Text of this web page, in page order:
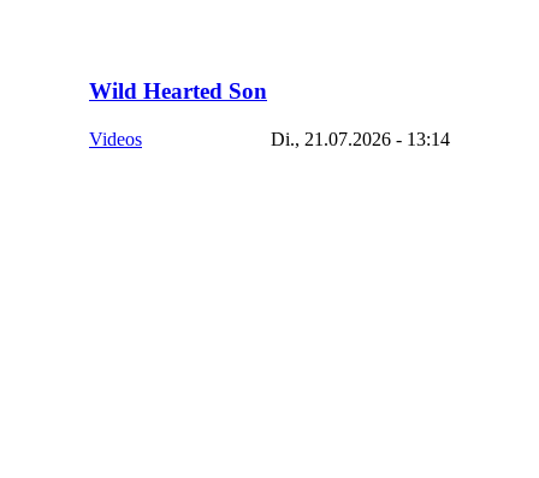
Wild Hearted Son
Videos Di., 21.07.2026 - 13:14